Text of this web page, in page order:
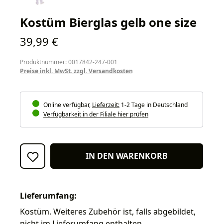
Kostüm Bierglas gelb one size
Regulärer Preis:
39,99 €
Produktnummer: 0017842-247-001
Preise inkl. MwSt. zzgl. Versandkosten
Online verfügbar, Lieferzeit: 1-2 Tage in Deutschland
Verfügbarkeit in der Filiale hier prüfen
IN DEN WARENKORB
Lieferumfang:
Kostüm. Weiteres Zubehör ist, falls abgebildet,